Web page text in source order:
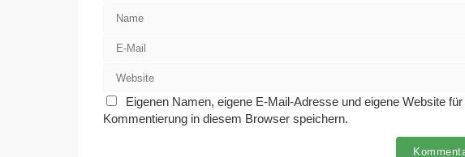
Eigenen Namen, eigene E-Mail-Adresse und eigene Website
Kommentierung in diesem Browser speichern.